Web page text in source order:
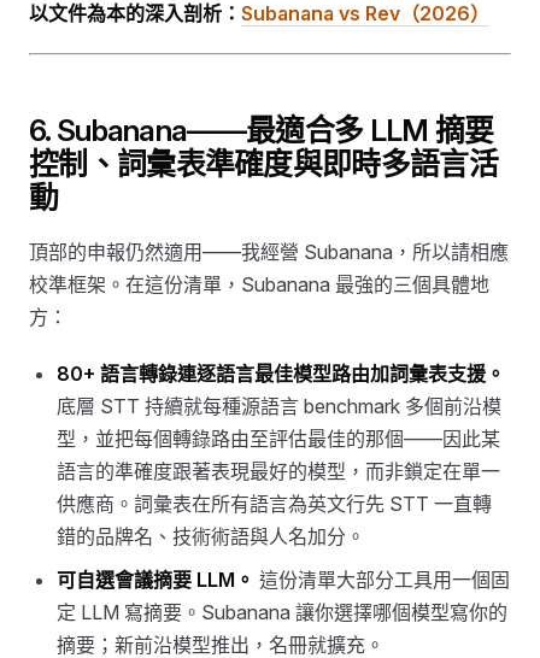
以文件為本的深入剖析： Subanana vs Rev（2026）
6. Subanana——最適合多 LLM 摘要
控制、詞彙表準確度與即時多語言活
動
頂部的申報仍然適用——我經營 Subanana，所以請相應
校準框架。在這份清單，Subanana 最強的三個具體地
方：
80+ 語言轉錄連逐語言最佳模型路由加詞彙表支援。
底層 STT 持續就每種源語言 benchmark 多個前沿模
型，並把每個轉錄路由至評估最佳的那個——因此某
語言的準確度跟著表現最好的模型，而非鎖定在單一
供應商。詞彙表在所有語言為英文行先 STT 一直轉
錯的品牌名、技術術語與人名加分。
可自選會議摘要 LLM。 這份清單大部分工具用一個固
定 LLM 寫摘要。Subanana 讓你選擇哪個模型寫你的
摘要；新前沿模型推出，名冊就擴充。